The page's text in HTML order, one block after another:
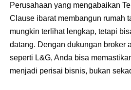
Perusahaan yang mengabaikan
Clause ibarat membangun rumah
mungkin terlihat lengkap, tetapi
datang. Dengan dukungan broker
seperti L&G, Anda bisa
menjadi perisai bisnis, bukan